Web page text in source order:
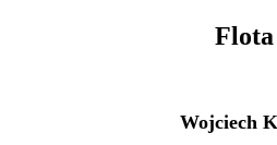
Flota
Wojciech